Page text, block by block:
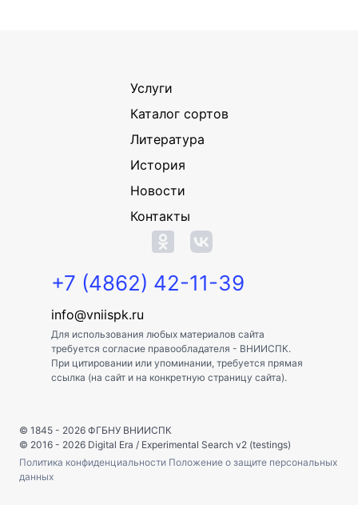
Услуги
Каталог сортов
Литература
История
Новости
Контакты
+7 (4862) 42-11-39
info@vniispk.ru
Для использования любых материалов сайта
требуется согласие правообладателя - ВНИИСПК.
При цитировании или упоминании, требуется прямая
ссылка (на сайт и на конкретную страницу сайта).
© 1845 - 2026 ФГБНУ ВНИИСПК
© 2016 - 2026 Digital Era / Experimental Search v2 (testings)
Политика конфиденциальности Положение о защите персональных
данных